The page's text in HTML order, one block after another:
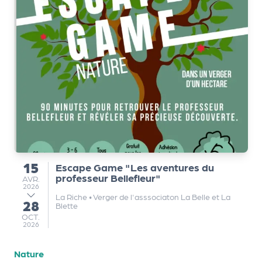
du
15
AVRIL
AVR.
2026
au
28
OCTOBRE
OCT.
2026
Escape Game "Les aventures du
professeur Bellefleur"
La Riche •Verger de l'asssociaton La Belle et La
Blette
Nature
m
e
n
t
A
n
u
ir
e
d
e